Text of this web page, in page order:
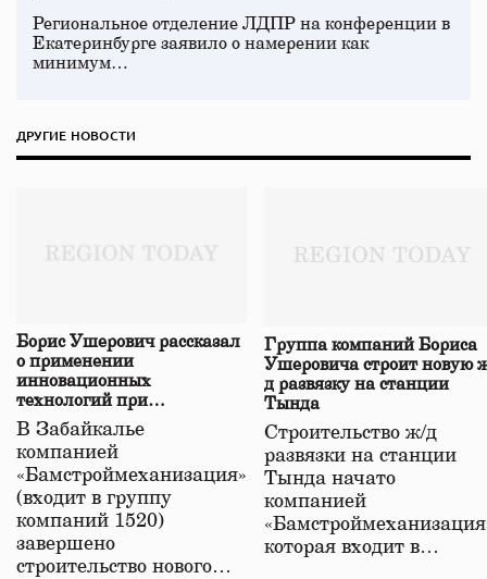
Региональное отделение ЛДПР на конференции в
Екатеринбурге заявило о намерении как
минимум…
ДРУГИЕ НОВОСТИ
Борис Ушерович рассказал
о применении
инновационных
технологий при
строительстве нового моста
в Забайкалье
В Забайкалье
компанией
«Бамстроймеханизация»
(входит в группу
компаний 1520)
завершено
строительство нового…
Группа компаний Бориса
Ушеровича строит новую
д развязку на станции
Тында
Строительство ж/д
развязки на станции
Тында начато
компанией
которая входит в…